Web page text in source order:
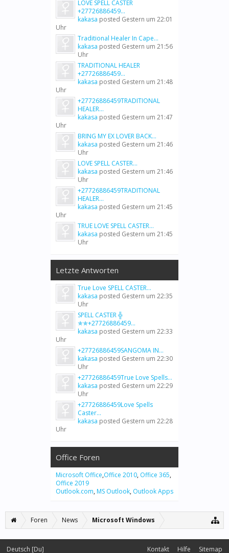
LOVE SPELL CASTER
+27726886459...
kakasa posted Gestern um 22:01
Uhr
Traditional Healer In Cape...
kakasa posted Gestern um 21:56
Uhr
TRADITIONAL HEALER
+27726886459...
kakasa posted Gestern um 21:48
Uhr
+27726886459TRADITIONAL
HEALER...
kakasa posted Gestern um 21:47
Uhr
BRING MY EX LOVER BACK...
kakasa posted Gestern um 21:46
Uhr
LOVE SPELL CASTER...
kakasa posted Gestern um 21:46
Uhr
+27726886459TRADITIONAL
HEALER...
kakasa posted Gestern um 21:45
Uhr
TRUE LOVE SPELL CASTER...
kakasa posted Gestern um 21:45
Uhr
Letzte Antworten
True Love SPELL CASTER...
kakasa posted Gestern um 22:35
Uhr
SPELL CASTER ╬
✯✯+27726886459...
kakasa posted Gestern um 22:33
Uhr
+27726886459SANGOMA IN...
kakasa posted Gestern um 22:30
Uhr
+27726886459True Love Spells...
kakasa posted Gestern um 22:29
Uhr
+27726886459Love Spells
Caster...
kakasa posted Gestern um 22:28
Uhr
Office Foren
Microsoft Office,Office 2010, Office 365,
Office 2019
Outlook.com, MS Outlook, Outlook Apps
Foren News Microsoft Windows
Deutsch [Du] Kontakt Hilfe Sitemap